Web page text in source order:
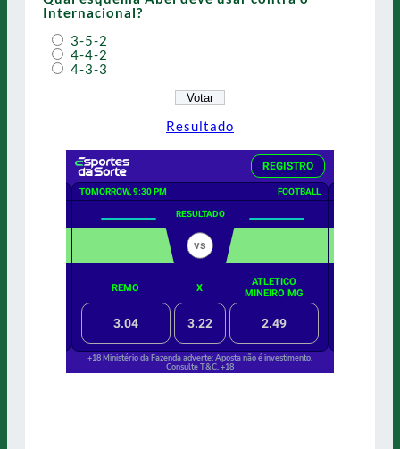
Internacional?
3-5-2
4-4-2
4-3-3
Resultado